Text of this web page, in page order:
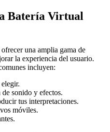
Batería Virtual
una amplia gama de
la experiencia del usuario.
incluyen:
sonido y efectos.
tus interpretaciones.
móviles.